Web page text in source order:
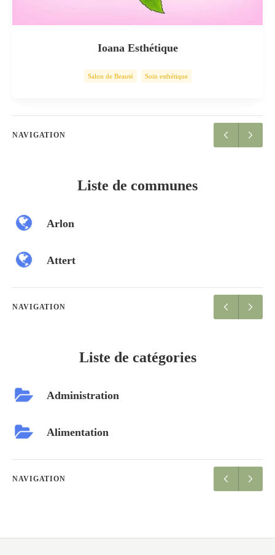
Ioana Esthétique
Salon de Beauté Soin esthétique
NAVIGATION
Liste de communes
Arlon
Attert
NAVIGATION
Liste de catégories
Administration
Alimentation
NAVIGATION